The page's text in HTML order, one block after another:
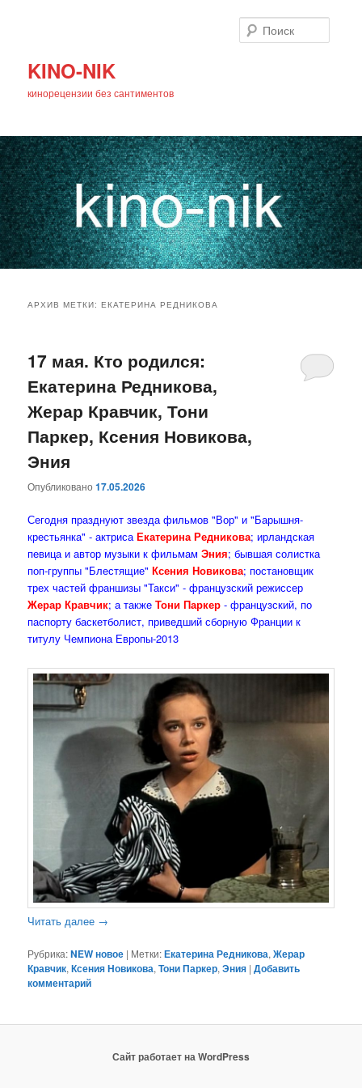
KINO-NIK
кинорецензии без сантиментов
основному
содержимому
дополнительному
содержимому
АРХИВ МЕТКИ:ЕКАТЕРИНА РЕДНИКОВА
17 мая. Кто родился:
Екатерина Редникова,
Жерар Кравчик, Тони
Паркер, Ксения Новикова,
Эния
Опубликовано17.05.2026
Сегодня празднуют звезда фильмов "Вор" и "Барышня-
крестьянка" - актрисаЕкатерина Редникова; ирландская
певица и автор музыки к фильмамЭния; бывшая солистка
поп-группы "Блестящие"Ксения Новикова; постановщик
трех частей франшизы "Такси" - французский режиссер
Жерар Кравчик; а такжеТони Паркер - французский, по
паспорту баскетболист, приведший сборную Франции к
титулу Чемпиона Европы-2013
Читать далее →
Рубрика:NEW новое | Метки:Екатерина Редникова,Жерар
Кравчик,Ксения Новикова,Тони Паркер,Эния |Добавить
комментарий
Сайт работает на WordPress